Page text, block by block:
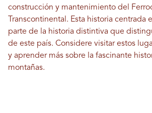
construcción y mantenimiento del
Transcontinental. Esta historia centrada
parte de la historia distintiva que
de este país. Considere visitar estos
y aprender más sobre la fascinante
montañas.